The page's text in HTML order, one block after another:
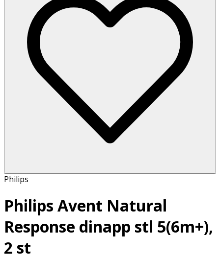
Philips
Philips Avent Natural
Response dinapp stl 5(6m+),
2 st